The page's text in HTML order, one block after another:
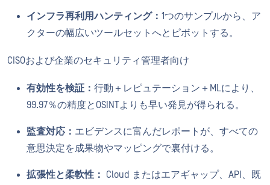
インフラ再利用ハンティング： 1つのサンプルから、ア
クターの幅広いツールセットへとピボットする。
CISOおよび企業のセキュリティ管理者向け
有効性を検証： 行動＋レピュテーション＋MLにより、
99.97％の精度とOSINTよりも早い発見が得られる。
監査対応： エビデンスに富んだレポートが、すべての
意思決定を成果物やマッピングで裏付ける。
拡張性と柔軟性：
Cloud またはエアギャップ、API、既